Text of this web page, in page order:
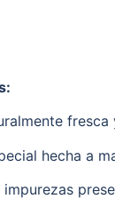
fresca
hecha a